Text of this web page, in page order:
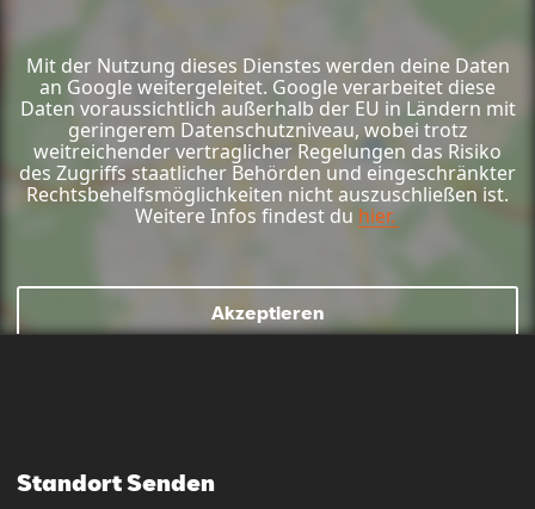
Mit der Nutzung dieses Dienstes werden deine Daten
an Google weitergeleitet. Google verarbeitet diese
Daten voraussichtlich außerhalb der EU in Ländern mit
geringerem Datenschutzniveau, wobei trotz
weitreichender vertraglicher Regelungen das Risiko
des Zugriffs staatlicher Behörden und eingeschränkter
Rechtsbehelfsmöglichkeiten nicht auszuschließen ist.
Weitere Infos findest du hier.
Akzeptieren
Standort Senden